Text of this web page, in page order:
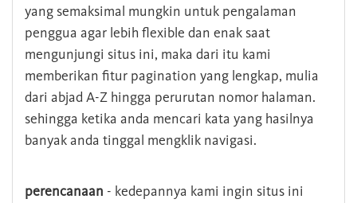
yang semaksimal mungkin untuk pengalaman
penggua agar lebih flexible dan enak saat
mengunjungi situs ini, maka dari itu kami
memberikan fitur pagination yang lengkap, mulia
dari abjad A-Z hingga perurutan nomor halaman.
sehingga ketika anda mencari kata yang hasilnya
banyak anda tinggal mengklik navigasi.
perencanaan - kedepannya kami ingin situs ini